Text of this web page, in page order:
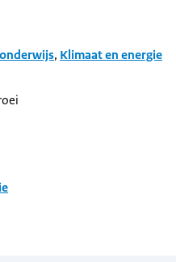
, Klimaat en energie